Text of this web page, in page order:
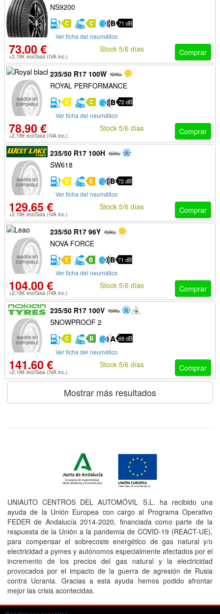
NS9200
C C 71 dB
Ver ficha del neumático
73.00 €
+2.18€ ecoTasa (IVA inc.) Comprar
Stock 5/6 días
235/50 R17 100W
ROYAL PERFORMANCE
D C 72 dB
Ver ficha del neumático
78.90 €
+2.18€ ecoTasa (IVA inc.) Comprar
Stock 5/6 días
235/50 R17 100H
SW618
D E 72 dB
Ver ficha del neumático
129.65 €
+2.18€ ecoTasa (IVA inc.) Comprar
Stock 5/6 días
235/50 R17 96Y
NOVA FORCE
E B 71 dB
Ver ficha del neumático
104.00 €
+2.18€ ecoTasa (IVA inc.) Comprar
Stock 5/6 días
235/50 R17 100V
SNOWPROOF 2
C B 69 dB
Ver ficha del neumático
141.60 €
+2.18€ ecoTasa (IVA inc.) Comprar
Stock 5/6 días
Mostrar más resultados
UNIAUTO CENTROS DEL AUTOMÓVIL S.L. ha recibido una
ayuda de la Unión Europea con cargo al Programa Operativo
FEDER de Andalucía 2014-2020, financiada como parte de la
respuesta de la Unión a la pandemia de COVID-19 (REACT-UE),
para compensar el sobrecoste energético de gas natural y/o
electricidad a pymes y autónomos especialmente afectados por el
incremento de los precios del gas natural y la electricidad
provocados por el impacto de la guerra de agresión de Rusia
contra Ucrania. Gracias a esta ayuda hemos podido afrontar
mejor las crisis acontecidas.